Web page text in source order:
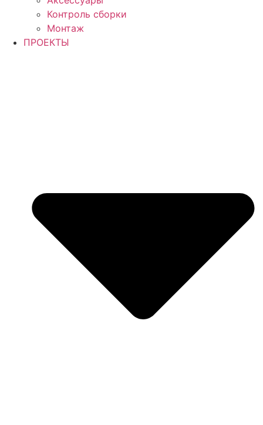
Контроль сборки
Монтаж
ПРОЕКТЫ